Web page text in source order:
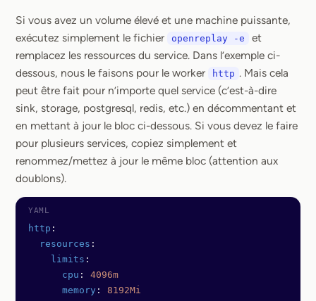
Si vous avez un volume élevé et une machine puissante,
exécutez simplement le fichier
openreplay -e
et
remplacez les ressources du service. Dans l’exemple ci-
dessous, nous le faisons pour le worker
http . Mais cela
peut être fait pour n’importe quel service (c’est-à-dire
sink, storage, postgresql, redis, etc.) en décommentant et
en mettant à jour le bloc ci-dessous. Si vous devez le faire
pour plusieurs services, copiez simplement et
renommez/mettez à jour le même bloc (attention aux
doublons).
http :
  resources
:
    limits
:
      cpu
: 4096m
      memory
: 8192Mi